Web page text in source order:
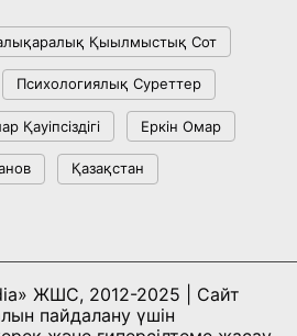
көлінің жай-
сын-қатерлері және
Қыылмыстық Сот
Психологиялық Суреттер
Қауіпсіздігі Еркін Омар
Қазақстан
ЖШС, 2012-2025 | Сайт
пайдалану үшін